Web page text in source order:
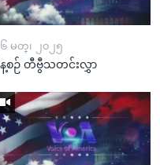
၆ မတ္၊ ၂၀၂၅
စဉ် တီဗွီသတင်းလွှာ